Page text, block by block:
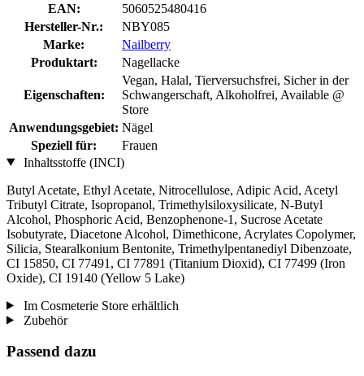
EAN:
5060525480416
Hersteller-Nr.:
NBY085
Marke:
Nailberry
Produktart:
Nagellacke
Eigenschaften:
Vegan, Halal, Tierversuchsfrei, Sicher in der
Schwangerschaft, Alkoholfrei, Available @
Store
Anwendungsgebiet: Nägel
Speziell für:
Frauen
Inhaltsstoffe (INCI)
Butyl Acetate, Ethyl Acetate, Nitrocellulose, Adipic Acid, Acetyl
Tributyl Citrate, Isopropanol, Trimethylsiloxysilicate, N-Butyl
Alcohol, Phosphoric Acid, Benzophenone-1, Sucrose Acetate
Isobutyrate, Diacetone Alcohol, Dimethicone, Acrylates Copolymer,
Silicia, Stearalkonium Bentonite, Trimethylpentanediyl Dibenzoate,
CI 15850, CI 77491, CI 77891 (Titanium Dioxid), CI 77499 (Iron
Oxide), CI 19140 (Yellow 5 Lake)
Im Cosmeterie Store erhältlich
Zubehör
Passend dazu